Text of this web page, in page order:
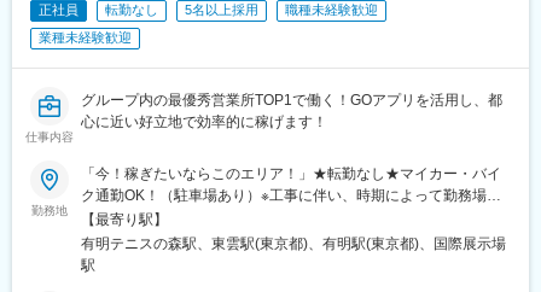
城長沼駅、府中駅(東京都)、二俣川駅、山手駅、弥生台駅、武蔵境
駅、恋ケ窪駅、武蔵小金井駅、川口元郷駅、古淵駅、上大岡駅、
久米川駅、東大和市駅、大宮駅(埼玉県)、王子駅前駅、新宿三丁目
本駒込駅、中野富士見町駅、笹塚駅、石川台駅、用賀駅、梅屋敷
駅(東京都)、田端駅、ときわ台駅(東京都)、池袋駅、品川シーサイ
奈川駅、代々木八幡駅、武蔵小山駅、若林駅(東京都)、世田谷代田
駅、桜台駅(東京都)、戸越銀座駅、千鳥町駅、京急蒲田駅、京成小
岩駅、鮫洲駅、荏原中延駅、新高島平駅、成城学園前駅、天王町
駅、入谷駅(東京都)、北池袋駅、川崎駅、神田駅(東京都)、鬼子母
神前駅、四ツ谷駅、西新宿駅、新富町駅(東京都)、下赤塚駅、三ノ
輪橋駅、京急鶴見駅、神楽坂駅、新丸子駅、田町駅(東京都)、千駄
正社員 転勤なし 5名以上採用
職種未経験歓迎
業種未経験歓迎
仕事内容
グループ内の最優秀営業所TOP1で働く！GOアプリを活用し、都
心に近い好立地で効率的に稼げます！
勤務地
「今！稼ぎたいならこのエリア！」★転勤なし★マイカー・バイ
ク通勤OK！（駐車場あり）※工事に伴い、時期によって勤務場所
が異なります。◎2026年9月10日（木）まで■新木場営業所（仮
設）東京都江東区有明1-3-30◎2026年9月11日（金）以降■東雲営
業所（移転先）東京都江東区東雲2-14-16※U・Iターン歓迎【エキ
【最寄り駅】
有明テニスの森駅、東雲駅(東京都)、有明駅(東京都)、国際展示場
駅